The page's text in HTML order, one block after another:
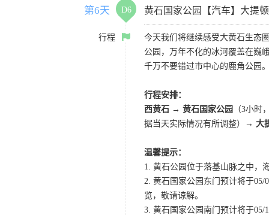
第6天 D6 黄石国家公园【汽车】大提
行程
今天我们将继续感受大黄石生态
公园，万年不化的冰河覆盖在巍
千万不要错过市中心的鹿角公园
行程安排：
西黄石 → 黄石国家公园
（3小时
据当天实际情况有所调整）→ 大
温馨提示：
1. 黄石公园位于落基山脉之中，
2. 黄石国家公园东门预计将于
览，敬请谅解。
3. 黄石国家公园南门预计将于05/